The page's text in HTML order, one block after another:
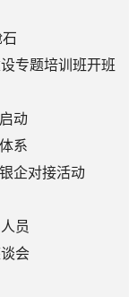
专题培训班开班
动
系
企对接活动
员
会